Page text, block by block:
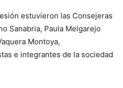
estuvieron las Consejeras
Sanabria, Paula Melgarejo
Montoya,
e integrantes de la sociedad